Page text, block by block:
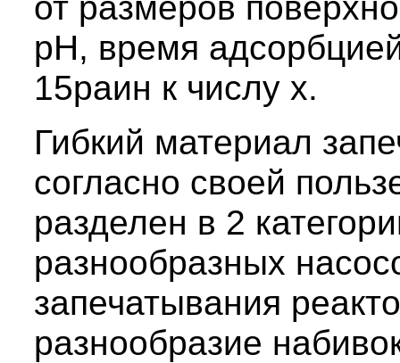
рН, время
15раин к числу х.
Гибкий материал
согласно своей
разделен в 2
разнообразных
запечатывания
разнообразие